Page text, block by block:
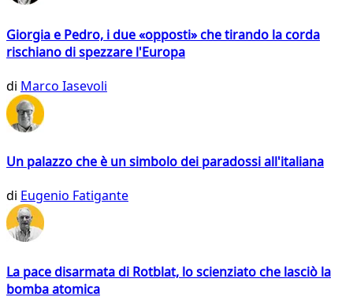
Giorgia e Pedro, i due «opposti» che tirando la corda
rischiano di spezzare l'Europa
di Marco Iasevoli
Un palazzo che è un simbolo dei paradossi all'italiana
di Eugenio Fatigante
La pace disarmata di Rotblat, lo scienziato che lasciò la
bomba atomica